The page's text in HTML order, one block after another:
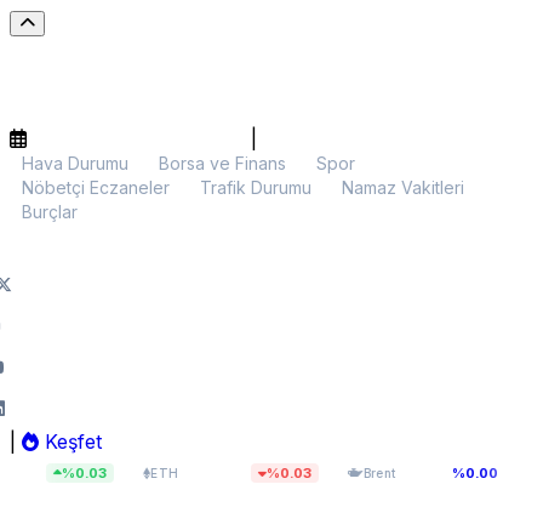
Hava Durumu Borsa ve Finans
Spor
Nöbetçi Eczaneler
Trafik Durumu
Namaz Vakitleri
Burçlar
Keşfet
ETH$1.913,26 %0.03 Brent$83,55 %0.00 BIST 100